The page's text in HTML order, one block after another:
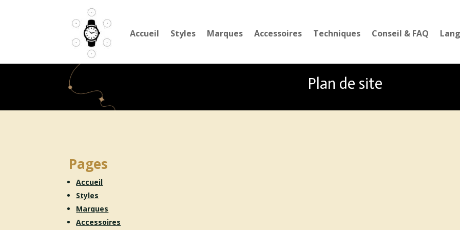
Accueil Styles Marques Accessoires Techniques Conseil & FAQ
Plan de site
Pages
Accueil
Styles
Marques
Accessoires